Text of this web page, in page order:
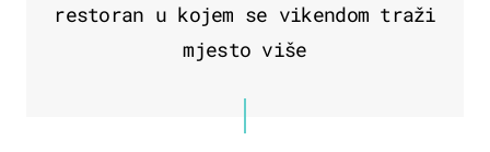
restoran u kojem se vikendom traži
mjesto više